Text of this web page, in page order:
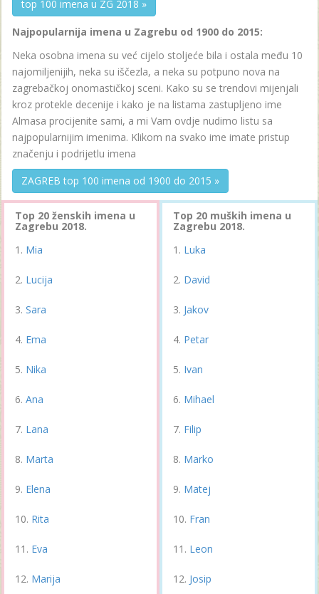
top 100 imena u ZG 2018 »
Najpopularnija imena u Zagrebu od 1900 do 2015:
Neka osobna imena su već cijelo stoljeće bila i ostala među 10
najomiljenijih, neka su iščezla, a neka su potpuno nova na
zagrebačkoj onomastičkoj sceni. Kako su se trendovi mijenjali
kroz protekle decenije i kako je na listama zastupljeno ime
Almasa procijenite sami, a mi Vam ovdje nudimo listu sa
najpopularnijim imenima. Klikom na svako ime imate pristup
značenju i podrijetlu imena
ZAGREB top 100 imena od 1900 do 2015 »
Top 20 ženskih imena u
Zagrebu 2018.
Mia
Lucija
Sara
Ema
Nika
Ana
Lana
Marta
Elena
Rita
Eva
Marija
Top 20 muških imena u
Zagrebu 2018.
Luka
David
Jakov
Petar
Ivan
Mihael
Filip
Marko
Matej
Fran
Leon
Josip